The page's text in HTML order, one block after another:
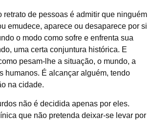
retrato de pessoas é admitir que ninguém
emudece, aparece ou desaparece por si
o modo como sofre e enfrenta sua
uma certa conjuntura histórica. E
pesam-lhe a situação, o mundo, a
humanos. É alcançar alguém, tendo
na cidade.
não é decidida apenas por eles.
que não pretenda deixar-se levar por